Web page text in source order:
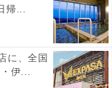
帰...
に、全国
伊...